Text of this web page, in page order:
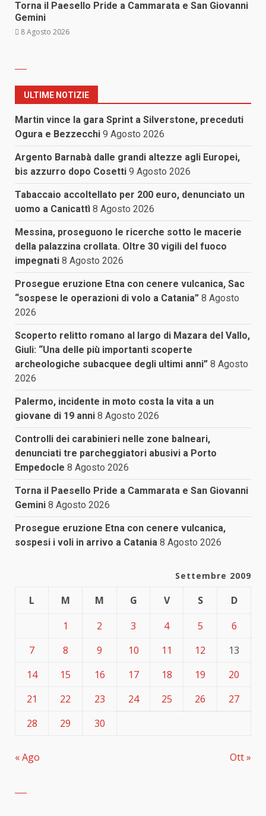
Torna il Paesello Pride a Cammarata e San Giovanni
Gemini
8 Agosto 2026
ULTIME NOTIZIE
Martin vince la gara Sprint a Silverstone, preceduti
Ogura e Bezzecchi 9 Agosto 2026
Argento Barnabà dalle grandi altezze agli Europei,
bis azzurro dopo Cosetti 9 Agosto 2026
Tabaccaio accoltellato per 200 euro, denunciato un
uomo a Canicattì 8 Agosto 2026
Messina, proseguono le ricerche sotto le macerie
della palazzina crollata. Oltre 30 vigili del fuoco
impegnati 8 Agosto 2026
Prosegue eruzione Etna con cenere vulcanica, Sac
“sospese le operazioni di volo a Catania” 8 Agosto
2026
Scoperto relitto romano al largo di Mazara del Vallo,
Giuli: “Una delle più importanti scoperte
archeologiche subacquee degli ultimi anni” 8 Agosto
2026
Palermo, incidente in moto costa la vita a un
giovane di 19 anni 8 Agosto 2026
Controlli dei carabinieri nelle zone balneari,
denunciati tre parcheggiatori abusivi a Porto
Empedocle 8 Agosto 2026
Torna il Paesello Pride a Cammarata e San Giovanni
Gemini 8 Agosto 2026
Prosegue eruzione Etna con cenere vulcanica,
sospesi i voli in arrivo a Catania 8 Agosto 2026
Settembre 2009
L M M G V S
D
1
2 3 4 5
6
7
8 9 10 11 12
13
14
15 16 17 18 19
20
21
22 23 24 25 26
27
28
29 30
« Ago Ott »